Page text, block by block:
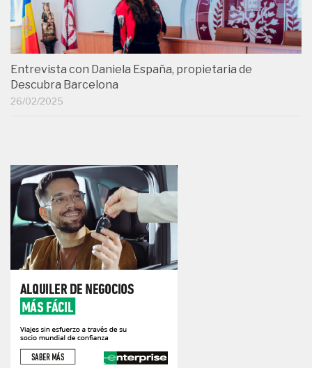
Entrevista con Daniela España, propietaria de
Descubra Barcelona
26/02/2025